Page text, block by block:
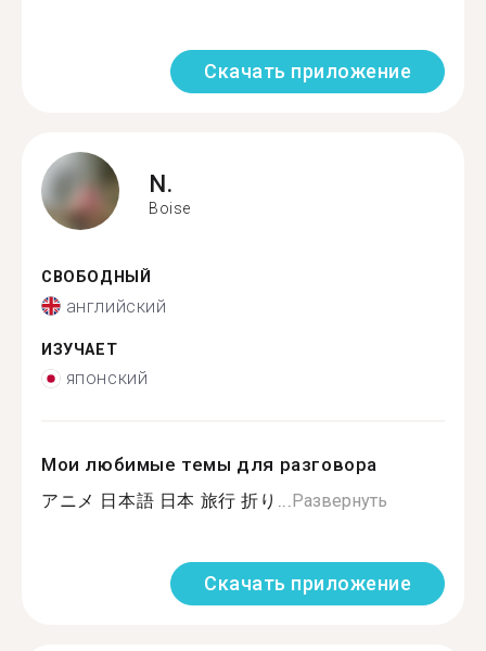
Скачать приложение
N.
Boise
СВОБОДНЫЙ
английский
ИЗУЧАЕТ
японский
Мои любимые темы для разговора
アニメ 日本語 日本 旅行 折り...Развернуть
Скачать приложение